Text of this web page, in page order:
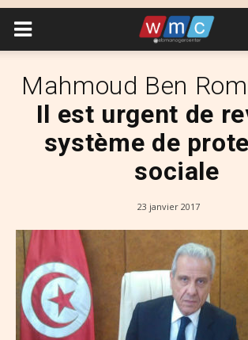
Mahmoud Ben
Il est urgent de
système de
sociale
23 janvier 2017